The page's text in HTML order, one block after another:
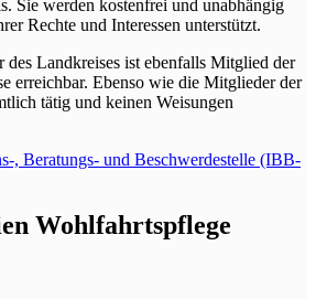
Sie werden kostenfrei und unabhängig
Rechte und Interessen unterstützt.
des Landkreises ist ebenfalls Mitglied der
erreichbar. Ebenso wie die Mitglieder der
tätig und keinen Weisungen
, Beratungs- und Beschwerdestelle (IBB-
Wohlfahrtspflege